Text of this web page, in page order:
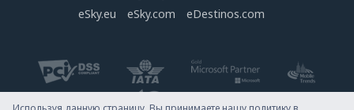
eSky.eu eSky.com eDestinos.com